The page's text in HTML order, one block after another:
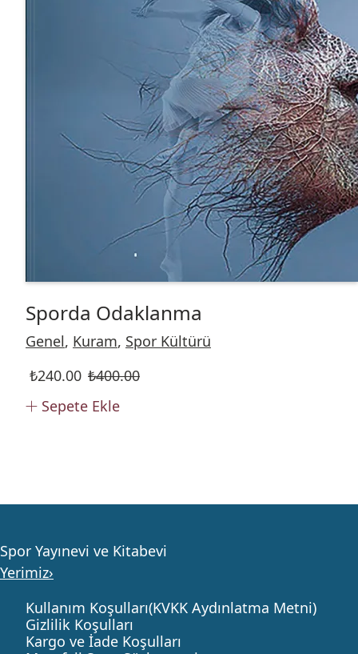
Sporda Odaklanma
Genel, Kuram, Spor Kültürü
₺400.00
₺240.00
Sepete Ekle
Spor Yayınevi ve Kitabevi
Yerimiz›
Kullanım Koşulları(KVKK Aydınlatma Metni)
Gizlilik Koşulları
Kargo ve İade Koşulları